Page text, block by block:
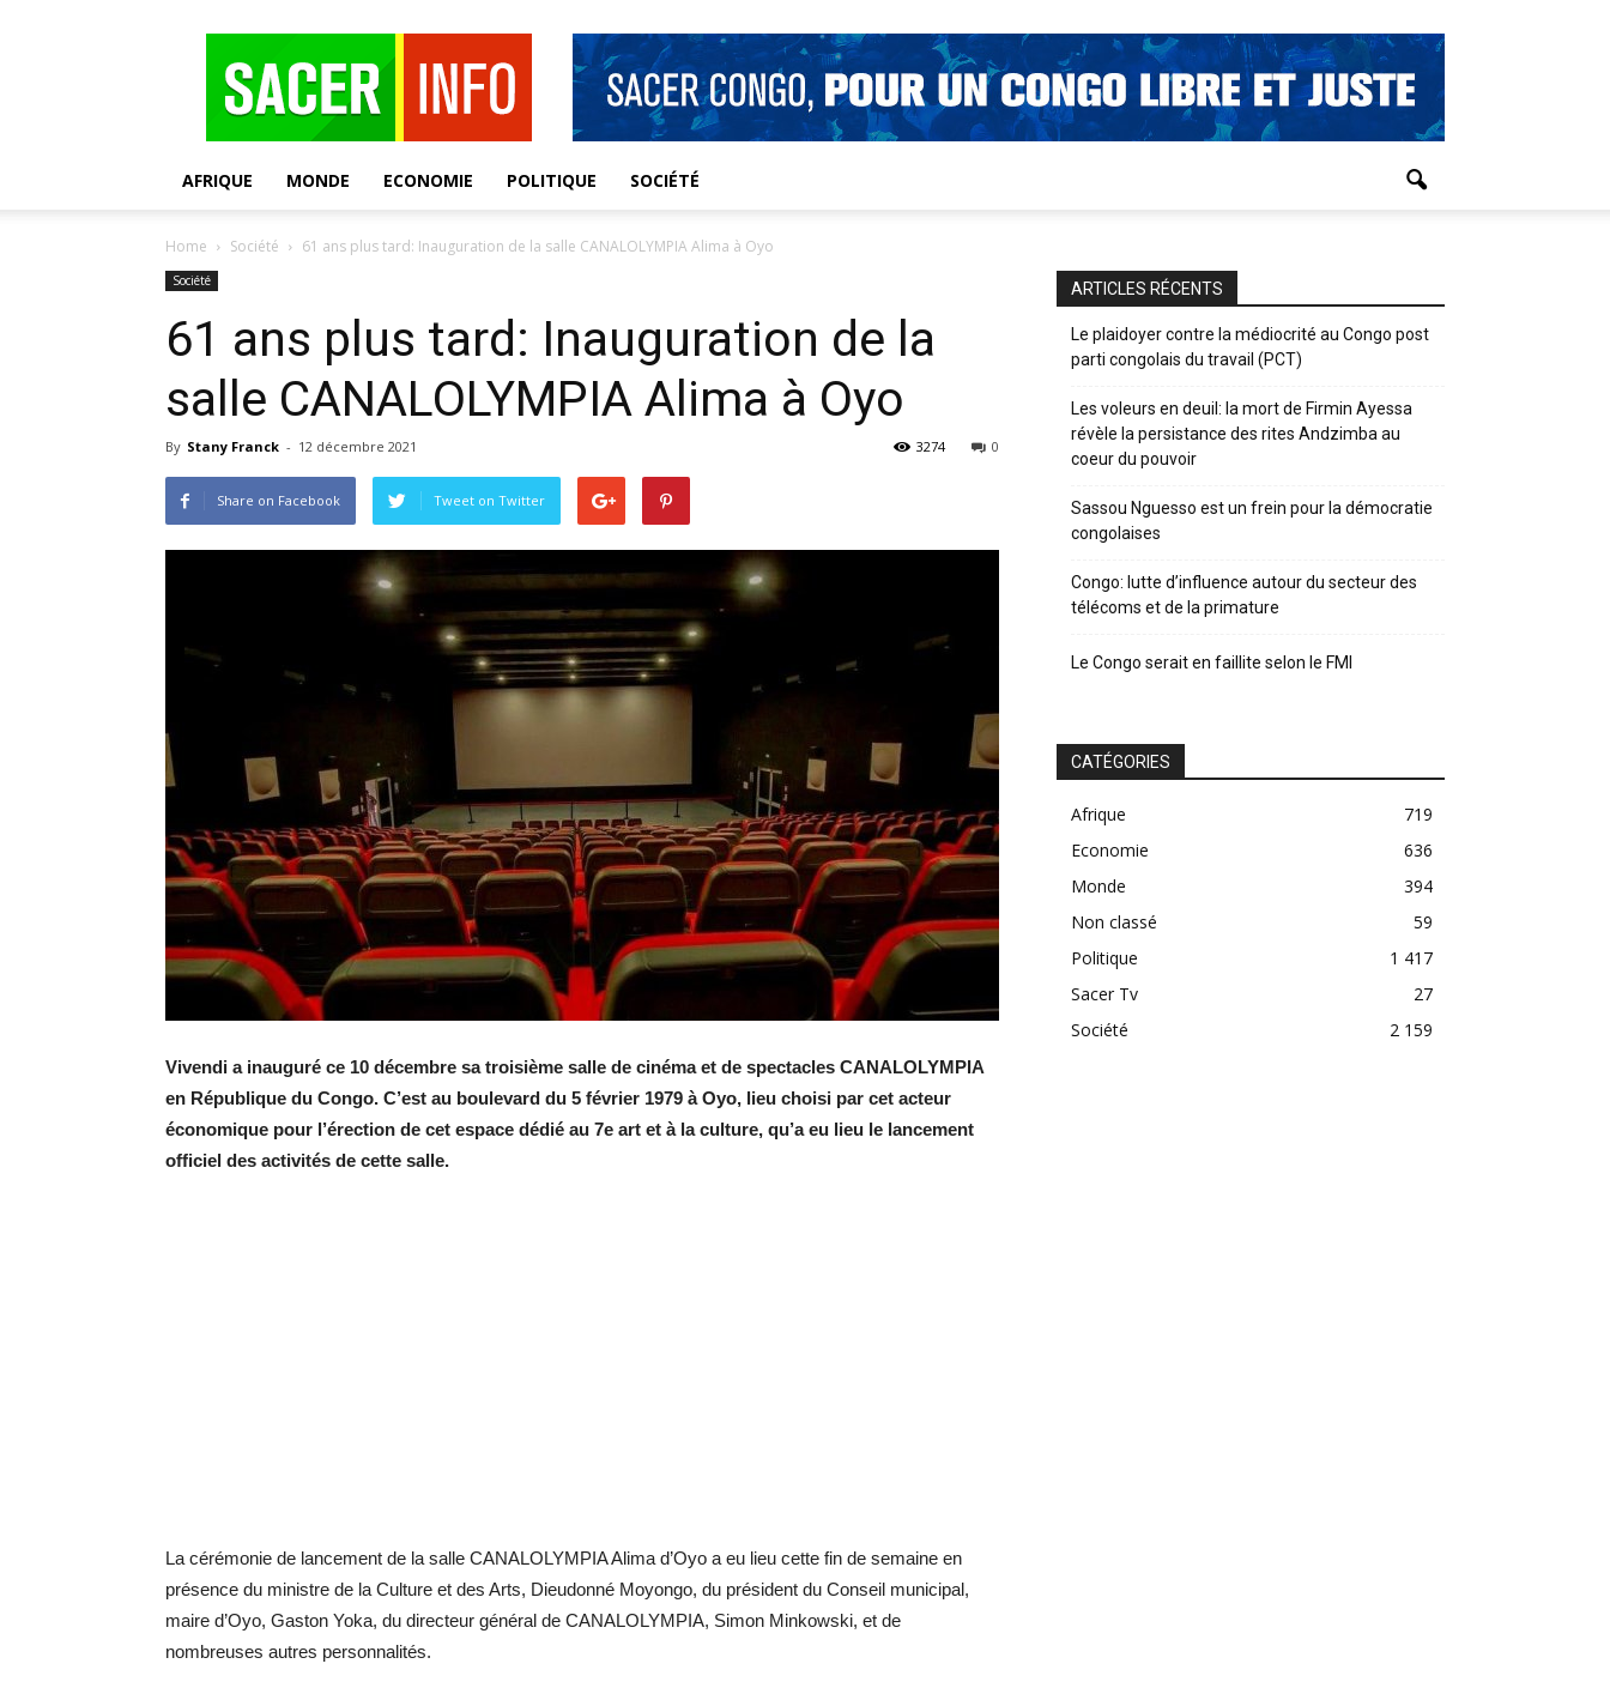
AFRIQUE MONDE ECONOMIE POLITIQUE SOCIÉTÉ
Home Société 61 ans plus tard: Inauguration de la salle CANALOLYMPIA Alima à Oyo
Société
61 ans plus tard: Inauguration de la
salle CANALOLYMPIA Alima à Oyo
By Stany Franck - 12 décembre 2021 0
3274
Share on Facebook Tweet on Twitter
Vivendi a inauguré ce 10 décembre sa troisième salle de cinéma et de spectacles CANALOLYMPIA
en République du Congo. C’est au boulevard du 5 février 1979 à Oyo, lieu choisi par cet acteur
économique pour l’érection de cet espace dédié au 7e art et à la culture, qu’a eu lieu le lancement
officiel des activités de cette salle.
La cérémonie de lancement de la salle CANALOLYMPIA Alima d’Oyo a eu lieu cette fin de semaine en
présence du ministre de la Culture et des Arts, Dieudonné Moyongo, du président du Conseil municipal,
maire d’Oyo, Gaston Yoka, du directeur général de CANALOLYMPIA, Simon Minkowski, et de
nombreuses autres personnalités.
ARTICLES RÉCENTS
Le plaidoyer contre la médiocrité au Congo post
parti congolais du travail (PCT)
Les voleurs en deuil: la mort de Firmin Ayessa
révèle la persistance des rites Andzimba au
coeur du pouvoir
Sassou Nguesso est un frein pour la démocratie
congolaises
Congo: lutte d’influence autour du secteur des
télécoms et de la primature
Le Congo serait en faillite selon le FMI
CATÉGORIES
Afrique
719
Economie
636
Monde
394
Non classé
59
Politique
1 417
Sacer Tv
27
Société
2 159